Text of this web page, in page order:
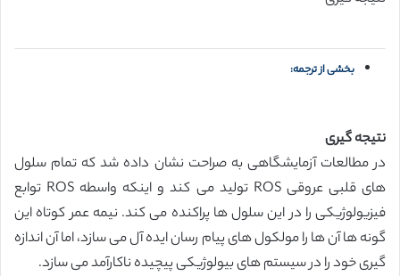
بخشی از ترجمه:
نتیجه گیری
در مطالعات آزمایشگاهی به صراحت نشان داده شد که تمام سلول
های قلبی عروقی ROS تولید می کند و اینکه واسطه ROS توابع
فیزیولوژیکی را در این سلول ها پراکنده می کند. نیمه عمر کوتاه این
گونه ها آن ها را مولکول های پیام رسان ایده آل می سازد، اما آن اندازه
گیری خود را در سیستم های بیولوژیکی پیچیده ناکارآمد می سازد.